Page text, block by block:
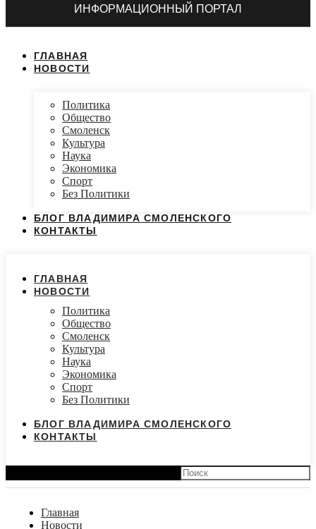
ИНФОРМАЦИОННЫЙ ПОРТАЛ
ГЛАВНАЯ
НОВОСТИ
Политика
Общество
Смоленск
Культура
Наука
Экономика
Спорт
Без Политики
БЛОГ ВЛАДИМИРА СМОЛЕНСКОГО
КОНТАКТЫ
ГЛАВНАЯ
НОВОСТИ
Политика
Общество
Смоленск
Культура
Наука
Экономика
Спорт
Без Политики
БЛОГ ВЛАДИМИРА СМОЛЕНСКОГО
КОНТАКТЫ
Главная
Новости